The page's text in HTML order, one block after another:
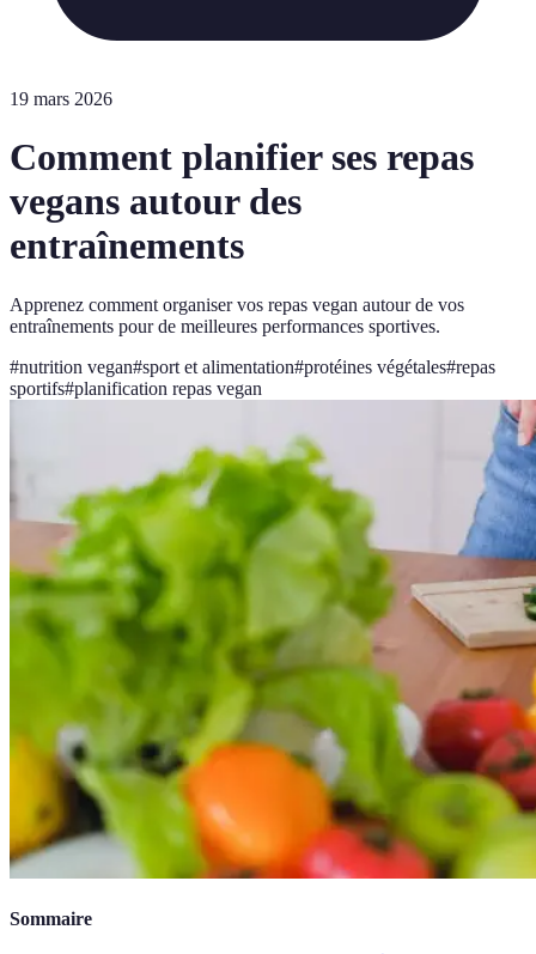
19 mars 2026
Comment planifier ses repas
vegans autour des
entraînements
Apprenez comment organiser vos repas vegan autour de vos
entraînements pour de meilleures performances sportives.
#nutrition vegan#sport et alimentation#protéines végétales#repas
sportifs#planification repas vegan
Sommaire